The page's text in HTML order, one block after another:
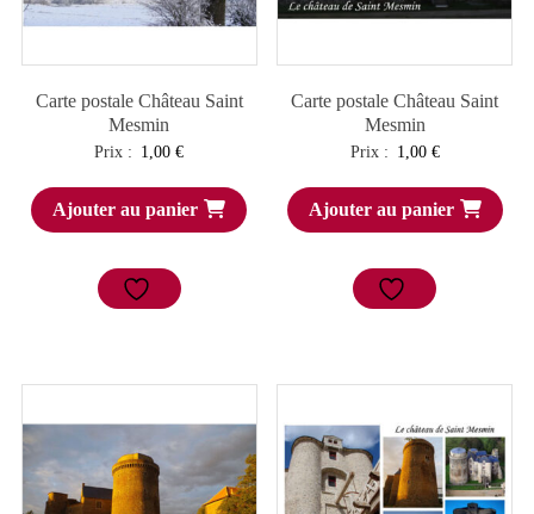
Carte postale Château Saint
Mesmin
Prix : 1,00€
Ajouter au panier
Carte postale Château Saint
Mesmin
Prix : 1,00 €
Ajouter au panier